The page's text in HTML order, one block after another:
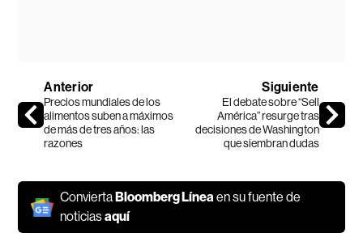
Anterior
Precios mundiales de los
alimentos suben a máximos
de más de tres años: las
razones
Siguiente
El debate sobre “Sell
América” resurge tras
decisiones de Washington
que siembran dudas
Convierta Bloomberg Líneaen su fuente de
noticiasaquí